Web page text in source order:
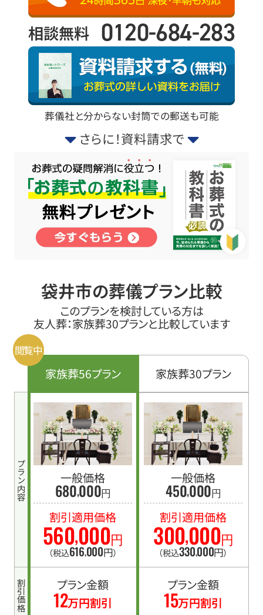
相談無料 0120-684-283
葬儀社と分からない封筒での郵送も可能
さらに！資料請求で
袋井市の葬儀プラン比較
このプランを検討している方は
友人葬：家族葬30プランと比較しています
プラン内容
割引価格
家族葬56プラン
一般価格
680,000円
割引適用価格
560,000円
（税込616,000円）
プラン金額
12万円割引
家族葬30プラン
一般価格
450,000円
割引適用価格
300,000円
（税込330,000円）
プラン金額
15万円割引